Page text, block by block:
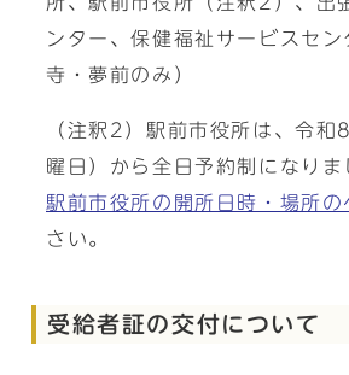
ンター、保健福祉サービスセ
寺・夢前のみ）
（注釈2）駅前市役所は、令
曜日）から全日予約制になりま
駅前市役所の開所日時・場所の
さい。
受給者証の交付について